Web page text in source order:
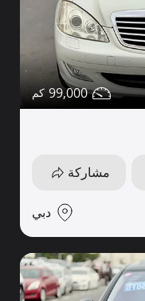
99,000
مشاركة
دبي